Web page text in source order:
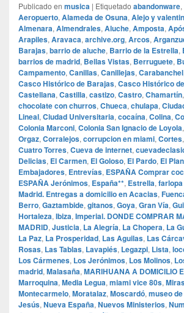
Publicado en musica | Etiquetado abandonware,
Aeropuerto, Alameda de Osuna, Alejo y
Almenara, Almendrales, Aluche, Amposta,
Arapiles, Aravaca, archive.org, Arcos,
Barajas, barrio de aluche, Barrio de la Estrella,
barrios de madrid, Bellas Vistas, Berruguete,
Campamento, Canillas, Canillejas, Carabanchel
Casco Histórico de Barajas, Casco Histórico
Castellana, Castilla, castizo, Castro, Chamartín,
chocolate con churros, Chueca, chulapa,
Lineal, Ciudad Universitaria, cocaína, Colina,
Colonia Marconi, Colonia San Ignacio de Loyola,
Orgaz, Corralejos, corrupcion en miami, Cortes,
Cuatro Torres, Cueva de internet,
Delicias, El Carmen, El Goloso, El Pardo, El
Embajadores, Entrevías, ESPAÑA Comprar
ESPAÑA Jerónimos, España**, Estrella,
Madrid. Entregas a domicilio en Acacias,
Berro, Gaztambide, gitanos, Goya, Gran Vía,
Hortaleza, Ibiza, Imperial. DONDE COMPRAR
MADRID, Justicia, La Alegría, La Chopera, La
La Paz, La Prosperidad, Las Aguilas, Las
Rosas, Las Tablas, Lavapiés, Legazpi, Lista,
Los Cármenes, Los Jerónimos, Los Molinos,
madrid, Malasaña, MARIHUANA A DOMICILIO
Marroquina, Media Legua, miami vice 80s,
Montecarmelo, Moratalaz, Moscardó, museo
Jesús, Nueva España, Nuevos Ministerios,